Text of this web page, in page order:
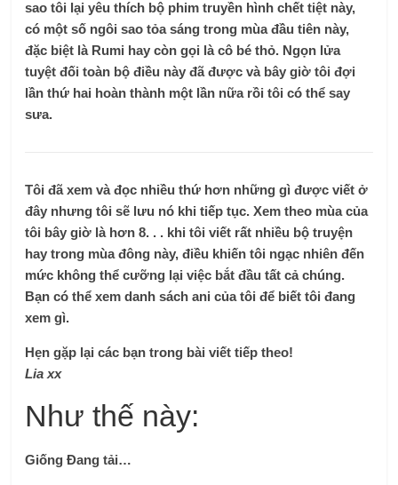
sao tôi lại yêu thích bộ phim truyền hình chết tiệt này,
có một số ngôi sao tỏa sáng trong mùa đầu tiên này,
đặc biệt là Rumi hay còn gọi là cô bé thỏ. Ngọn lửa
tuyệt đối toàn bộ điều này đã được và bây giờ tôi đợi
lần thứ hai hoàn thành một lần nữa rồi tôi có thể say
sưa.
Tôi đã xem và đọc nhiều thứ hơn những gì được viết ở
đây nhưng tôi sẽ lưu nó khi tiếp tục. Xem theo mùa của
tôi bây giờ là hơn 8. . . khi tôi viết rất nhiều bộ truyện
hay trong mùa đông này, điều khiến tôi ngạc nhiên đến
mức không thể cưỡng lại việc bắt đầu tất cả chúng.
Bạn có thể xem danh sách ani của tôi để biết tôi đang
xem gì.
Hẹn gặp lại các bạn trong bài viết tiếp theo!
Lia xx
Như thế này:
Giống Đang tải…